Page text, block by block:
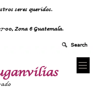
seres queridos.
00, Zona 6 Guatemala.